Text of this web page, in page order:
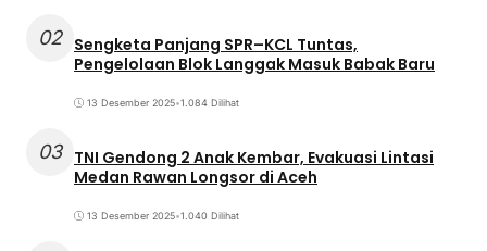
02 Sengketa Panjang SPR–KCL Tuntas,
Pengelolaan Blok Langgak Masuk Babak Baru
13 Desember 2025•1.084 Dilihat
03 TNI Gendong 2 Anak Kembar, Evakuasi Lintasi
Medan Rawan Longsor di Aceh
13 Desember 2025•1.040 Dilihat